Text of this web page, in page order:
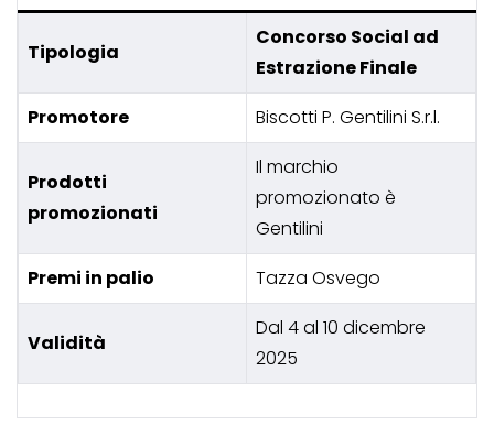
Tipologia
Concorso Social ad
Estrazione Finale
Promotore
Biscotti P. Gentilini S.r.l.
Prodotti
promozionati
Il marchio
promozionato è
Gentilini
Premi in palio
Tazza Osvego
Validità
Dal 4 al 10 dicembre
2025